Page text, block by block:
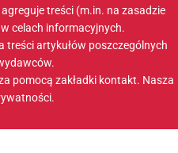
treści (m.in. na zasadzie
celach informacyjnych.
treści artykułów poszczególnych
pomocą zakładki kontakt. Nasza
.